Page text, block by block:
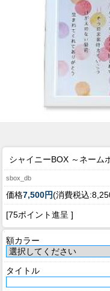
シャイニーBOX ～ネー
sbox_db
価格7,500円(消費税込
[75ポイント進呈 ]
額カラー
タイトル